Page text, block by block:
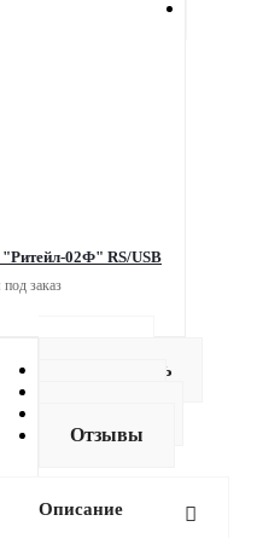
02Ф" RS/USB
заказ
Как купить
Отзывы
Описание